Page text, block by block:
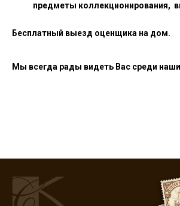
предметы коллекционирования,
Бесплатный выезд оценщика на дом.
Мы всегда рады видеть Вас среди